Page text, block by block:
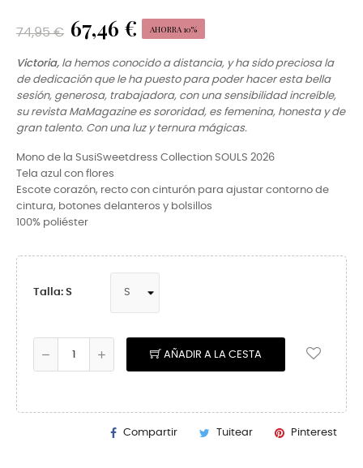
74,95 € 67,46 € AHORRA 10%
Victoria, la hemos conocido a distancia, y ha sido preciosa la
de dedicación que le ha puesto para poder hacer esta bella
sesión, generosa, trabajadora, con una sensibilidad increíble,
su revista MaMagazine es sororidad, es femenina, honesta y de
gran talento. Con una luz y ternura mágicas.
Mono de la SusiSweetdress Collection SOULS 2026
Tela azul con flores
Escote corazón, recto con cinturón para ajustar contorno de
cintura, botones delanteros y bolsillos
100% poliéster
Talla: S
AÑADIR A LA CESTA
Compartir Tuitear Pinterest